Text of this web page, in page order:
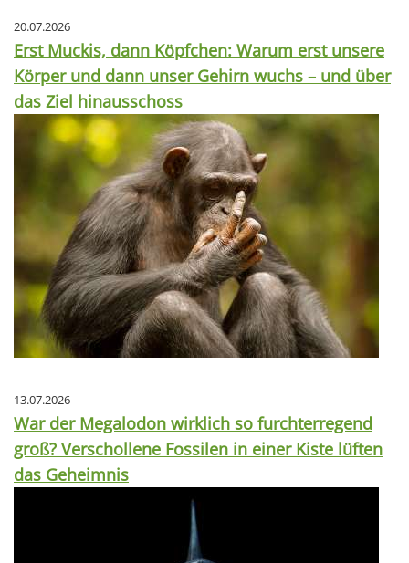
20.07.2026
Erst Muckis, dann Köpfchen: Warum erst unsere
Körper und dann unser Gehirn wuchs – und über
das Ziel hinausschoss
13.07.2026
War der Megalodon wirklich so furchterregend
groß? Verschollene Fossilen in einer Kiste lüften
das Geheimnis